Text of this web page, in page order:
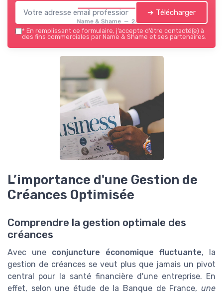
Name & Shame — 2026
➔ Télécharger
* En remplissant ce formulaire, j’accepte d’être contacté(e) à
des fins commerciales par Name & Shame et ses partenaires.
L’importance d'une Gestion de
Créances Optimisée
Comprendre la gestion optimale des
créances
Avec une conjuncture économique fluctuante, la
gestion de créances se veut plus que jamais un pivot
central pour la santé financière d'une entreprise. En
effet, selon une étude de la Banque de France, une